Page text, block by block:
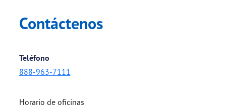
Contáctenos
Teléfono
888-963-7111
Horario de oficinas